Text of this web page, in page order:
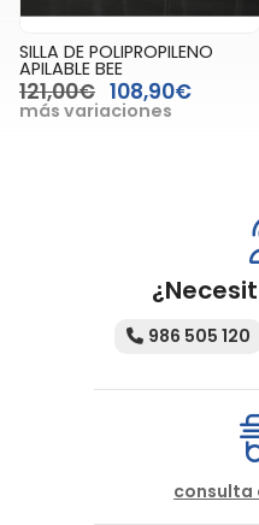
SILLA DE POLIPROPILENO
APILABLE BEE
121,00€ 108,90€
más variaciones
986 505 120
consulta